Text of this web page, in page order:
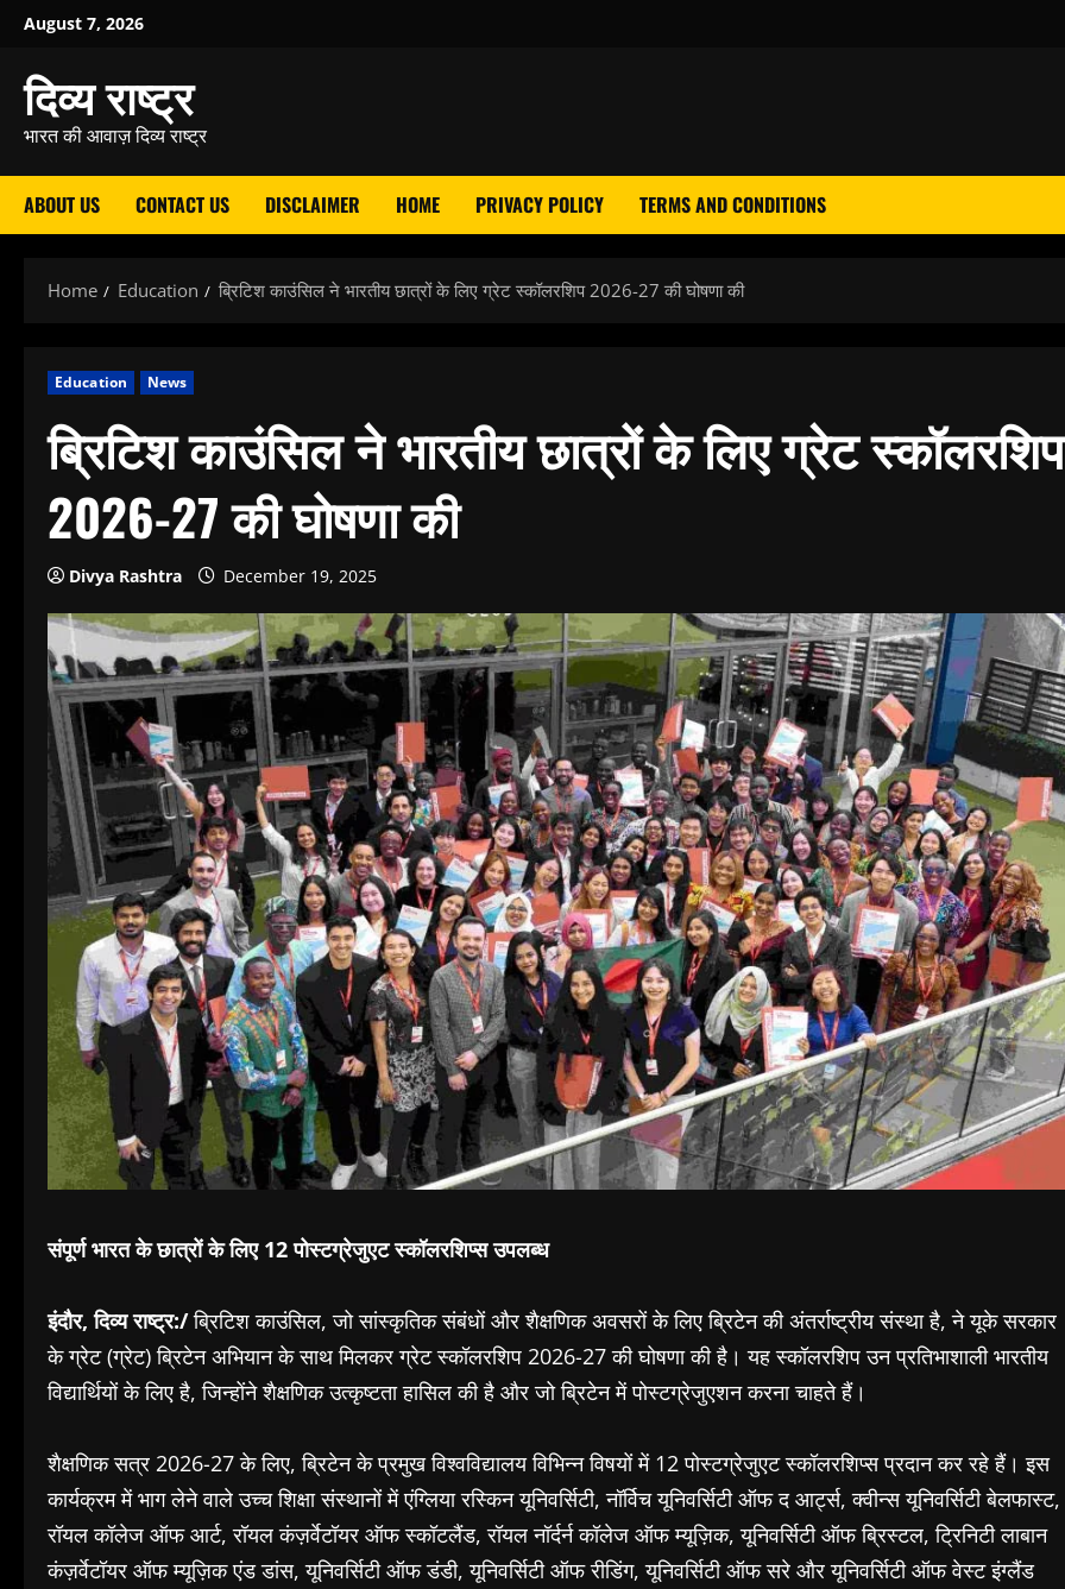
Skip
content
August 7, 2026
दिव्य राष्ट्र
भारत की आवाज़ दिव्य राष्ट्र
ABOUT US CONTACT US DISCLAIMER HOME PRIVACY POLICY TERMS AND CONDITIONS
Home Education ब्रिटिश काउंसिल ने भारतीय छात्रों के लिए ग्रेट स्कॉलरशिप 2026-27 की घोषणा की
Education News
ब्रिटिश काउंसिल ने भारतीय छात्रों के लिए ग्रेट स्कॉलरशिप
2026-27 की घोषणा की
Divya Rashtra December 19, 2025
संपूर्ण भारत के छात्रों के लिए 12 पोस्टग्रेजुएट स्कॉलरशिप्स उपलब्ध
इंदौर, दिव्य राष्ट्र:/ब्रिटिश काउंसिल, जो सांस्कृतिक संबंधों और शैक्षणिक अवसरों के लिए ब्रिटेन की अंतर्राष्ट्रीय संस्था है, ने यूके सरकार
के ग्रेट (ग्रेट) ब्रिटेन अभियान के साथ मिलकर ग्रेट स्कॉलरशिप 2026-27 की घोषणा की है। यह स्कॉलरशिप उन प्रतिभाशाली भारतीय
विद्यार्थियों के लिए है, जिन्होंने शैक्षणिक उत्कृष्टता हासिल की है और जो ब्रिटेन में पोस्टग्रेजुएशन करना चाहते हैं।
शैक्षणिक सत्र 2026-27 के लिए, ब्रिटेन के प्रमुख विश्वविद्यालय विभिन्न विषयों में 12 पोस्टग्रेजुएट स्कॉलरशिप्स प्रदान कर रहे हैं। इस
कार्यक्रम में भाग लेने वाले उच्च शिक्षा संस्थानों में एंग्लिया रस्किन यूनिवर्सिटी, नॉर्विच यूनिवर्सिटी ऑफ द आर्ट्स, क्वीन्स यूनिवर्सिटी बेलफास्ट,
रॉयल कॉलेज ऑफ आर्ट, रॉयल कंज़र्वेटॉयर ऑफ स्कॉटलैंड, रॉयल नॉर्दर्न कॉलेज ऑफ म्यूज़िक, यूनिवर्सिटी ऑफ ब्रिस्टल, ट्रिनिटी लाबान
कंज़र्वेटॉयर ऑफ म्यूज़िक एंड डांस, यूनिवर्सिटी ऑफ डंडी, यूनिवर्सिटी ऑफ रीडिंग, यूनिवर्सिटी ऑफ सरे और यूनिवर्सिटी ऑफ वेस्ट इंग्लैंड